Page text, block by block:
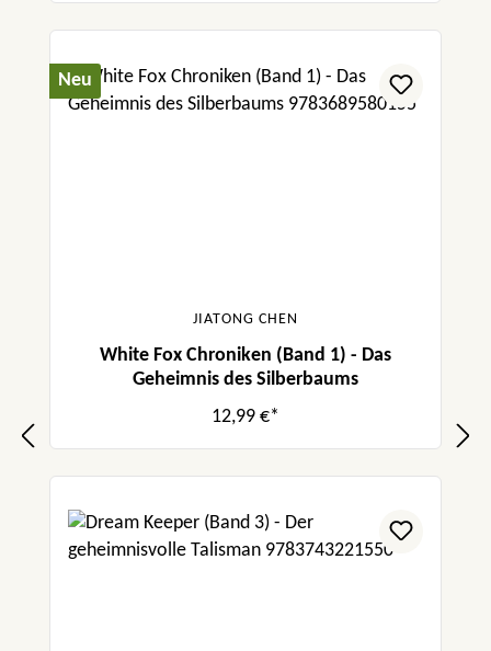
Neu
JIATONG CHEN
White Fox Chroniken (Band 1) - Das
Geheimnis des Silberbaums
12,99 €*